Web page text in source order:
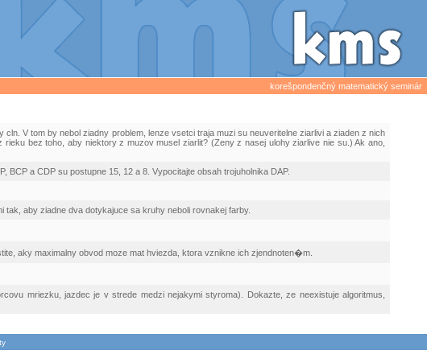
korešpondenčný matematický seminár
V tom by nebol ziadny problem, lenze vsetci traja muzi su neuveritelne ziarlivi a ziaden z nich
bez toho, aby niektory z muzov musel ziarlit? (Zeny z nasej ulohy ziarlive nie su.) Ak ano,
a CDP su postupne 15, 12 a 8. Vypocitajte obsah trojuholnika DAP.
aby ziadne dva dotykajuce sa kruhy neboli rovnakej farby.
aky maximalny obvod moze mat hviezda, ktora vznikne ich zjendnoten�m.
mriezku, jazdec je v strede medzi nejakymi styroma). Dokazte, ze neexistuje algoritmus,